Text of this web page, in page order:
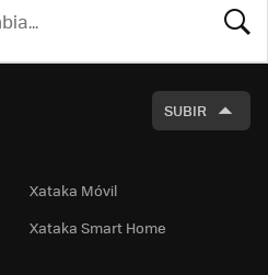
SUBIR
Xataka Móvil
Xataka Smart Home